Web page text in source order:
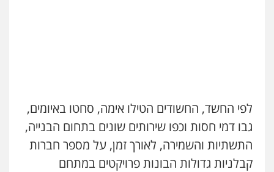
לפי החשד, החשודים הטילו אימה, סחטו באיומים,
גבו דמי חסות וכפו שירותים שונים בתחום הבנייה,
התשתיות והשמירה, לאורך זמן, על מספר חברות
קבלניות גדולות הבונות פרויקטים במתחם